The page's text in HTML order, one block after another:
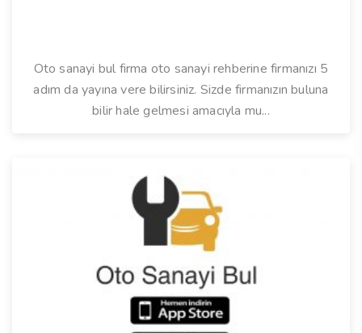
Oto sanayi bul firma oto sanayi rehberine firmanızı 5
adım da yayına vere bilirsiniz. Sizde firmanızın buluna
bilir hale gelmesi amacıyla mu...